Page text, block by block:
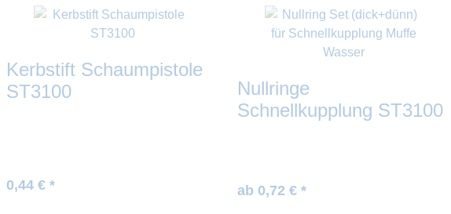
von 0,44 € bis 4517,00 €
drehbar
M22x1,5
1/4''
3/8''
Waschbürste
Kerbstift Schaumpistole
ST3100
0,44 € *
Nullringe
Schnellkupplung ST3100
ab 0,72 € *